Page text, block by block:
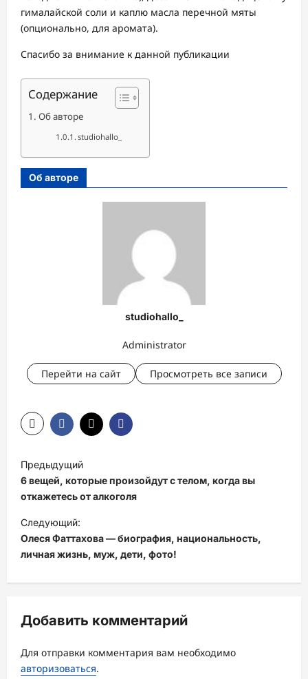
гималайской соли и каплю масла перечной мяты
(опционально, для аромата).
Спасибо за внимание к данной публикации
Содержание
Об авторе
studiohallo_
Об авторе
studiohallo_
Administrator
Перейти на сайт Просмотреть все записи
а
в
и
г
а
ц
я
з
а
Предыдущий
6 вещей, которые произойдут с телом, когда вы
откажетесь от алкоголя
Следующий:
Олеся Фаттахова — биография, национальность,
личная жизнь, муж, дети, фото!
Добавить комментарий
Для отправки комментария вам необходимо
авторизоваться.